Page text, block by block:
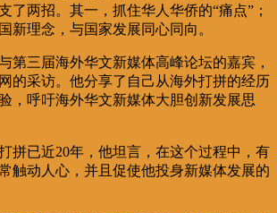
了两招。其一，抓住华人华侨的“痛点”；
新理念，与国家发展同心同向。
第三届海外华文新媒体高峰论坛的嘉宾，
的采访。他分享了自己从海外打拼的经历
，呼吁海外华文新媒体大胆创新发展思
拼已近20年，他坦言，在这个过程中，有
触动人心，并且促使他投身新媒体发展的